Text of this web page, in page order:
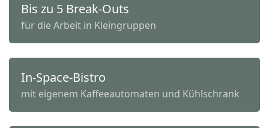
Bis zu 5 Break-Outs
für die Arbeit in Kleingruppen
In-Space-Bistro
mit eigenem Kaffeeautomaten und Kühlschrank